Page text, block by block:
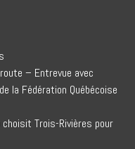
– Entrevue avec
la Fédération Québécoise
choisit Trois-Rivières pour